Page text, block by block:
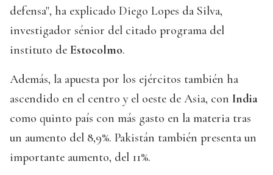
defensa", ha explicado Diego Lopes da Silva,
investigador sénior del citado programa del
instituto de Estocolmo.
Además, la apuesta por los ejércitos también ha
ascendido en el centro y el oeste de Asia, con India
como quinto país con más gasto en la materia tras
un aumento del 8,9%. Pakistán también presenta un
importante aumento, del 11%.